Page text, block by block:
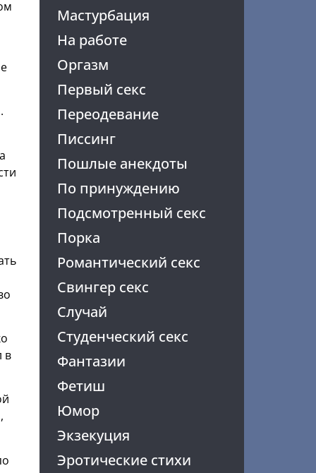
Мастурбация
На работе
Оргазм
Первый секс
Переодевание
Писсинг
Пошлые анекдоты
По принуждению
Подсмотренный секс
Порка
Романтический секс
Свингер секс
Случай
Студенческий секс
Фантазии
Фетиш
Юмор
Экзекуция
Эротические стихи
в